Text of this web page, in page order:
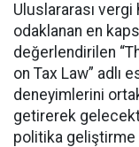
Uluslararası vergi
odaklanan en
değerlendirilen
on Tax Law” adlı
deneyimlerini
getirerek
politika geliştirme